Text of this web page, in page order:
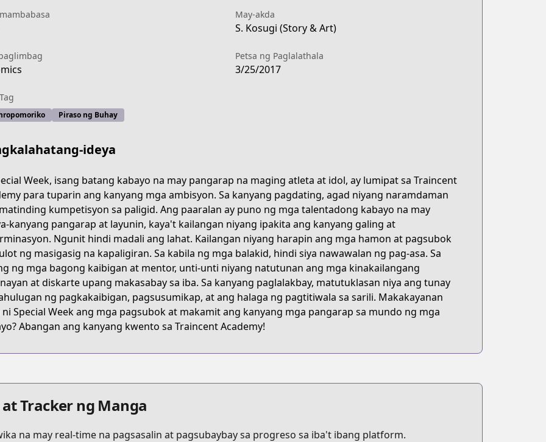
May-akda
S. Kosugi (Story & Art)
Petsa ng Paglalathala
3/25/2017
Piraso ng Buhay
ideya
Week, isang batang kabayo na may pangarap na maging atleta at idol, ay lumipat sa Traincent
para tuparin ang kanyang mga ambisyon. Sa kanyang pagdating, agad niyang naramdaman
kumpetisyon sa paligid. Ang paaralan ay puno ng mga talentadong kabayo na may
kanyang pangarap at layunin, kaya't kailangan niyang ipakita ang kanyang galing at
Ngunit hindi madali ang lahat. Kailangan niyang harapin ang mga hamon at pagsubok
ng masigasig na kapaligiran. Sa kabila ng mga balakid, hindi siya nawawalan ng pag-asa. Sa
ng mga bagong kaibigan at mentor, unti-unti niyang natutunan ang mga kinakailangang
at diskarte upang makasabay sa iba. Sa kanyang paglalakbay, matutuklasan niya ang tunay
ng pagkakaibigan, pagsusumikap, at ang halaga ng pagtitiwala sa sarili. Makakayanan
ni Special Week ang mga pagsubok at makamit ang kanyang mga pangarap sa mundo ng mga
Abangan ang kanyang kwento sa Traincent Academy!
Tracker ng Manga
na may real-time na pagsasalin at pagsubaybay sa progreso sa iba't ibang platform.